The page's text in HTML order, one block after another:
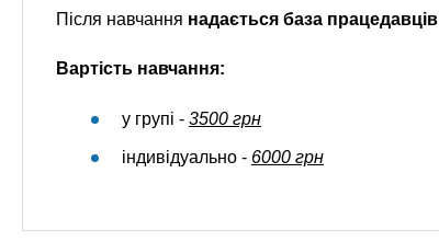
Після навчання надається база
Вартість навчання:
у групі - 3500 грн
індивідуально - 6000 грн